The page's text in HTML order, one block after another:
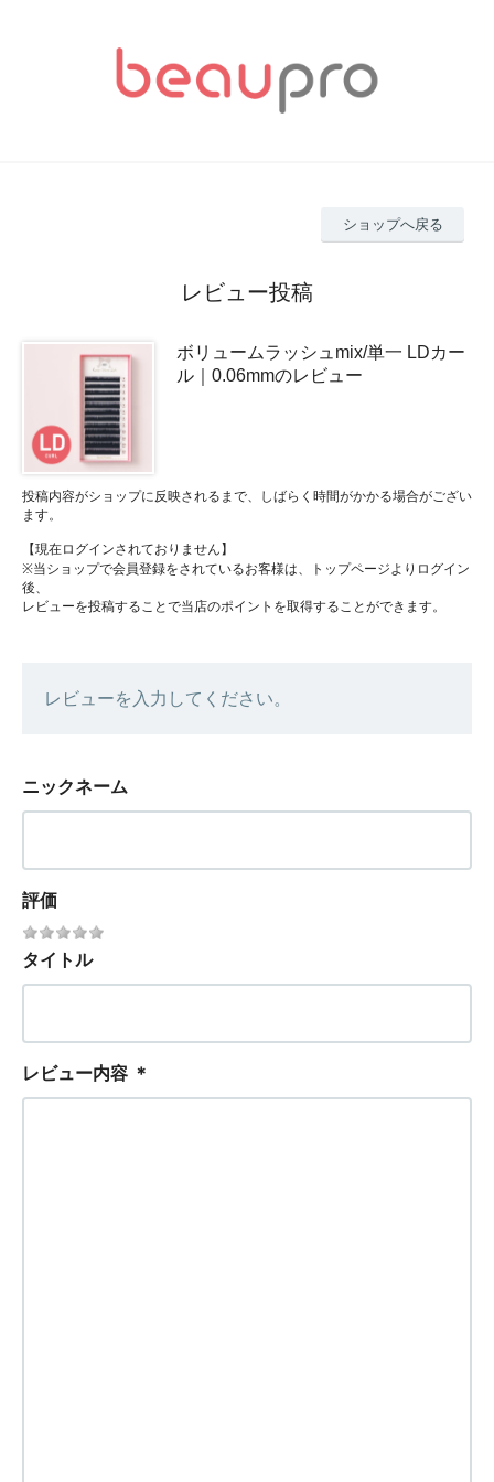
ショップへ戻る
レビュー投稿
ボリュームラッシュmix/単一 LDカー
ル｜0.06mmのレビュー
投稿内容がショップに反映されるまで、しばらく時間がかかる場合がござい
ます。
【現在ログインされておりません】
※当ショップで会員登録をされているお客様は、トップページよりログイン
後、
レビューを投稿することで当店のポイントを取得することができます。
レビューを入力してください。
ニックネーム
評価
タイトル
レビュー内容 ＊